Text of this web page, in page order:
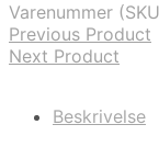
Varenummer
Previous Product
Next Product
Beskrivelse